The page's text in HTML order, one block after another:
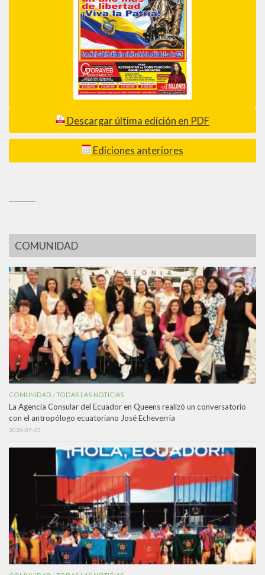
Descargar última edición en PDF
Ediciones anteriores
COMUNIDAD
COMUNIDAD /TODAS LAS NOTICIAS
La Agencia Consular del Ecuador en Queens realizó un conversatorio
con el antropólogo ecuatoriano José Echeverría
2026-07-22